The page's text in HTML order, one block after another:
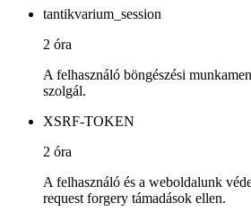
tantikvarium_session
2 óra
A felhasználó böngészési
szolgál.
XSRF-TOKEN
2 óra
A felhasználó és a weboldalunk
request forgery támadások ellen.